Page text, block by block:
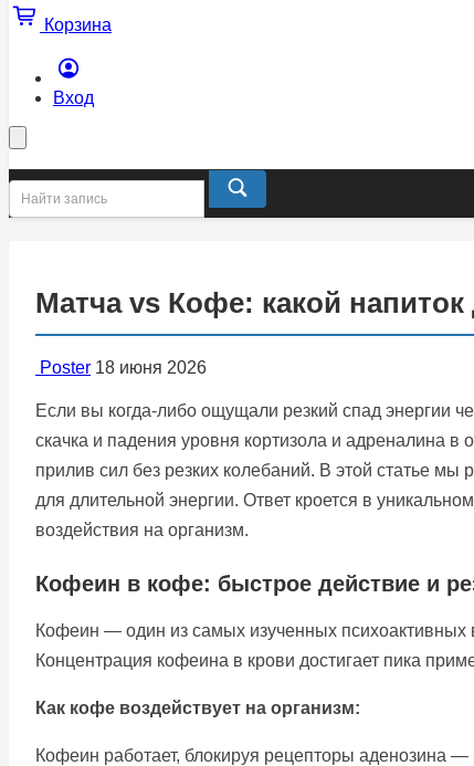
Корзина
Вход
Матча vs Кофе: какой
Poster 18 июня 2026
Если вы когда-либо ощущали резкий спад энергии
скачка и падения уровня кортизола и адреналина
прилив сил без резких колебаний. В этой статье мы
для длительной энергии. Ответ кроется в
воздействия на организм.
Кофеин в кофе: быстрое действие и
Кофеин — один из самых изученных психоактивных
Концентрация кофеина в крови достигает пика
Как кофе воздействует на организм:
Кофеин работает, блокируя рецепторы аденозина